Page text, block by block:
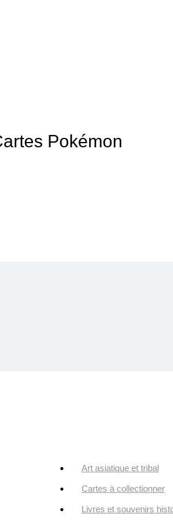
Pokémon
Art asiatique et tribal
Cartes à collectionner
Livres et souvenirs